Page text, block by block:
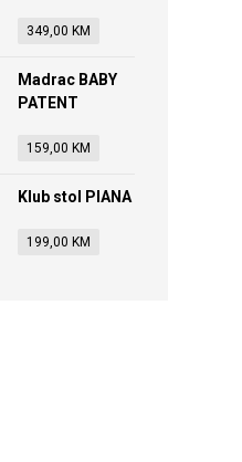
349,00 KM
Madrac BABY
PATENT
159,00 KM
Klub stol PIANA
199,00 KM